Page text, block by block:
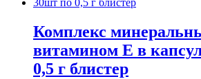
Комплекс
витамином Е в
0,5 г блистер